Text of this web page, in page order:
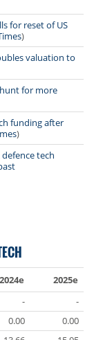
for reset of US
)
valuation to
for more
funding after
)
tech
2024e
2025e
-
-
0.00
0.00